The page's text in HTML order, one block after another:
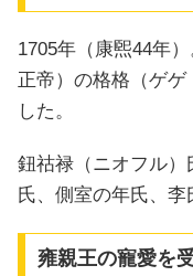
1705年（康煕44年
正帝）の格格（ゲゲ
した。
鈕祜禄（ニオフル）
氏、側室の年氏、李
雍親王の寵愛を